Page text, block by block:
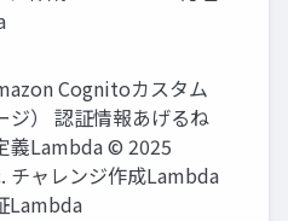
Cognitoカスタム
ジ） 認証情報あげるね
義Lambda © 2025
チャレンジ作成Lambda
Lambda